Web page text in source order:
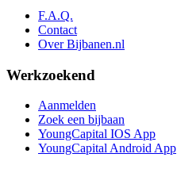
F.A.Q.
Contact
Over Bijbanen.nl
Werkzoekend
Aanmelden
Zoek een bijbaan
YoungCapital IOS App
YoungCapital Android App